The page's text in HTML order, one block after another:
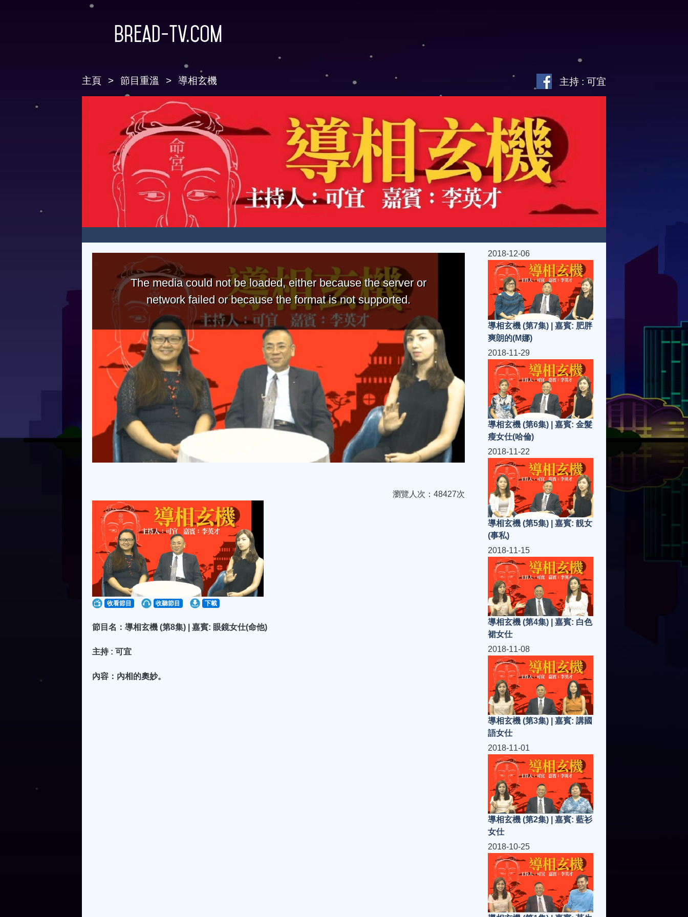
Bread-TV.com
主頁 節目重溫 導相玄機 主持 : 可宜
The media could not be loaded, either because the server or
network failed or because the format is not supported.
瀏覽人次：48427次
收看節目 收聽節目 下載
節目名：導相玄機 (第8集) | 嘉賓: 眼鏡女仕(命他)
主持 : 可宜
內容：內相的奧妙。
2018-12-06
導相玄機 (第7集) | 嘉賓: 肥胖
爽朗的(M娜)
2018-11-29
導相玄機 (第6集) | 嘉賓: 金髮
瘦女仕(哈倫)
2018-11-22
導相玄機 (第5集) | 嘉賓: 靚女
(事私)
2018-11-15
導相玄機 (第4集) | 嘉賓: 白色
裙女仕
2018-11-08
導相玄機 (第3集) | 嘉賓: 講國
語女仕
2018-11-01
導相玄機 (第2集) | 嘉賓: 藍衫
女仕
2018-10-25